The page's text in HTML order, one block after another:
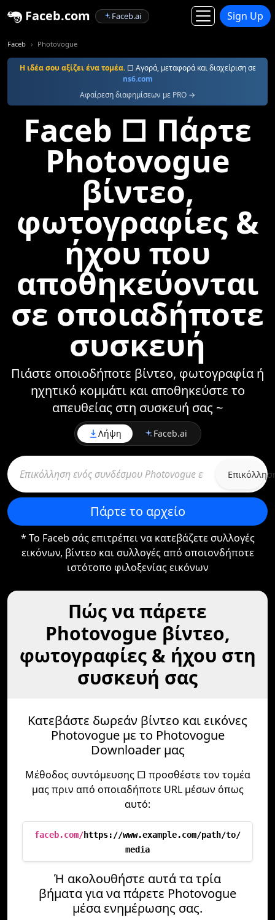
Faceb.com Faceb.ai Sign Up
Faceb Photovogue
Η ιδέα σου αξίζει ένα τομέα.□ Αγορά, μεταφορά και διαχείριση σε
ns6.com
Αφαίρεση διαφημίσεων με PRO →
Faceb □ Πάρτε
Photovogue
βίντεο,
φωτογραφίες &
ήχου που
αποθηκεύονται
σε οποιαδήποτε
συσκευή
Πιάστε οποιοδήποτε βίντεο, φωτογραφία ή
ηχητικό κομμάτι και αποθηκεύστε το
απευθείας στη συσκευή σας ~
Λήψη Faceb.ai
Πάρτε το αρχείο
* Το Faceb σάς επιτρέπει να κατεβάζετε συλλογές
εικόνων, βίντεο και συλλογές από οποιονδήποτε
ιστότοπο φιλοξενίας εικόνων
Πώς να πάρετε
Photovogue βίντεο,
φωτογραφίες & ήχου στη
συσκευή σας
Κατεβάστε δωρεάν βίντεο και εικόνες
Photovogue με το Photovogue
Downloader μας
Μέθοδος συντόμευσης □ προσθέστε τον τομέα
μας πριν από οποιαδήποτε URL μέσων όπως
αυτό:
faceb.com/https://www.example.com/path/to/
media
Ή ακολουθήστε αυτά τα τρία
βήματα για να πάρετε Photovogue
μέσα ενημέρωσης σας.